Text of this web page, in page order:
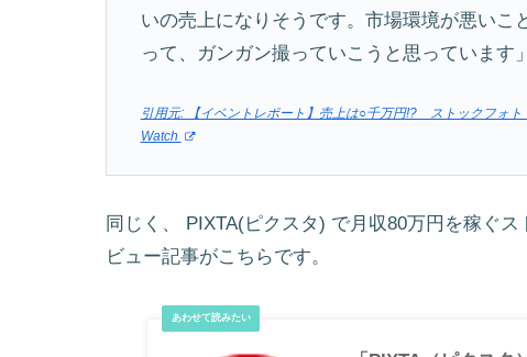
いの売上になりそうです。市場環境が悪いこ
って、ガンガン撮っていこうと思っています
引用元: 【イベントレポート】売上は○千万円!? ストックフォ
Watch
同じく、 PIXTA(ピクスタ) で月収80万円を稼ぐ
ビュー記事がこちらです。